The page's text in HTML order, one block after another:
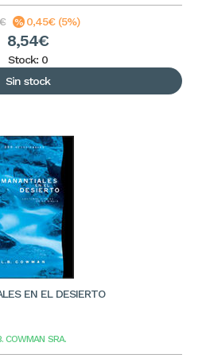
0,45€ (5%)
8,54€
Stock: 0
Sin stock
EN EL DESIERTO
COWMAN SRA.